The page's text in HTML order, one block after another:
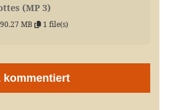
(MP 3)
MB 1 file(s)
kommentiert